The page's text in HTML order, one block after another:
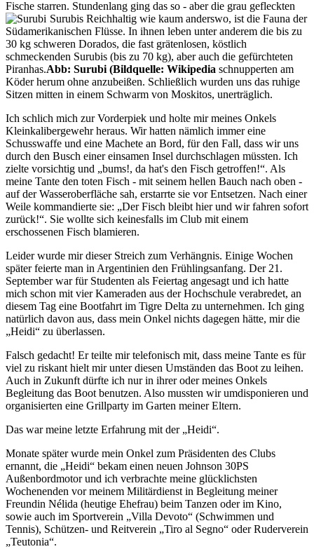
Fische starren. Stundenlang ging das so - aber die grau gefleckten
Surubis Reichhaltig wie kaum anderswo, ist die Fauna der
Südamerikanischen Flüsse. In ihnen leben unter anderem die bis zu
30 kg schweren Dorados, die fast grätenlosen, köstlich
schmeckenden Surubis (bis zu 70 kg), aber auch die gefürchteten
Piranhas.Abb: Surubi (Bildquelle: Wikipedia schnupperten am
Köder herum ohne anzubeißen. Schließlich wurden uns das ruhige
Sitzen mitten in einem Schwarm von Moskitos, unerträglich.
Ich schlich mich zur Vorderpiek und holte mir meines Onkels
Kleinkalibergewehr heraus. Wir hatten nämlich immer eine
Schusswaffe und eine Machete an Bord, für den Fall, dass wir uns
durch den Busch einer einsamen Insel durchschlagen müssten. Ich
zielte vorsichtig und
bums!, da hat's den Fisch getroffen! . Als
meine Tante den toten Fisch - mit seinem hellen Bauch nach oben -
auf der Wasseroberfläche sah, erstarrte sie vor Entsetzen. Nach einer
Weile kommandierte sie:
Der Fisch bleibt hier und wir fahren sofort
zurück! . Sie wollte sich keinesfalls im Club mit einem
erschossenen Fisch blamieren.
Leider wurde mir dieser Streich zum Verhängnis. Einige Wochen
später feierte man in Argentinien den Frühlingsanfang. Der 21.
September war für Studenten als Feiertag angesagt und ich hatte
mich schon mit vier Kameraden aus der Hochschule verabredet, an
diesem Tag eine Bootfahrt im Tigre Delta zu unternehmen. Ich ging
natürlich davon aus, dass mein Onkel nichts dagegen hätte, mir die
Heidi
zu überlassen.
Falsch gedacht! Er teilte mir telefonisch mit, dass meine Tante es für
viel zu riskant hielt mir unter diesen Umständen das Boot zu leihen.
Auch in Zukunft dürfte ich nur in ihrer oder meines Onkels
Begleitung das Boot benutzen. Also mussten wir umdisponieren und
organisierten eine Grillparty im Garten meiner Eltern.
Das war meine letzte Erfahrung mit der Heidi .
Monate später wurde mein Onkel zum Präsidenten des Clubs
ernannt, die
Heidi
bekam einen neuen Johnson 30PS
Außenbordmotor und ich verbrachte meine glücklichsten
Wochenenden vor meinem Militärdienst in Begleitung meiner
Freundin Nélida (heutige Ehefrau) beim Tanzen oder im Kino,
sowie auch im Sportverein
Villa Devoto
(Schwimmen und
Tennis), Schützen- und Reitverein
Tiro al Segno
oder Ruderverein
Teutonia .